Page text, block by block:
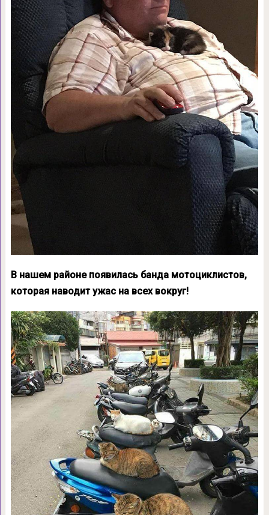
В нашем районе появилась банда мотоциклистов,
которая наводит ужас на всех вокруг!